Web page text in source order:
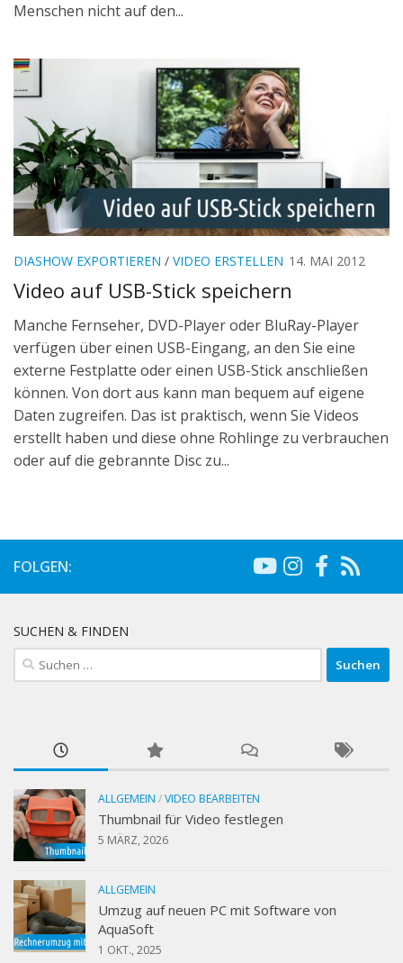
Menschen nicht auf den...
DIASHOW EXPORTIEREN / VIDEO ERSTELLEN 14. MAI 2012
Video auf USB-Stick speichern
Manche Fernseher, DVD-Player oder BluRay-Player
verfügen über einen USB-Eingang, an den Sie eine
externe Festplatte oder einen USB-Stick anschließen
können. Von dort aus kann man bequem auf eigene
Daten zugreifen. Das ist praktisch, wenn Sie Videos
erstellt haben und diese ohne Rohlinge zu verbrauchen
oder auf die gebrannte Disc zu...
FOLGEN:
SUCHEN & FINDEN
Suchen
nach:
ALLGEMEIN /VIDEO BEARBEITEN
Thumbnail für Video festlegen
5 MÄRZ, 2026
ALLGEMEIN
Umzug auf neuen PC mit Software von
AquaSoft
1 OKT., 2025